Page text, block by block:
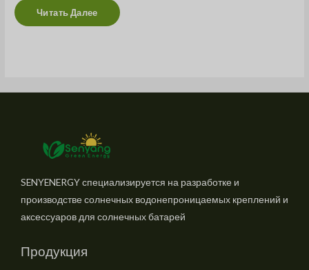
Читать Далее
SENYENERGY специализируется на разработке и
производстве солнечных водонепроницаемых креплений и
аксессуаров для солнечных батарей
Продукция